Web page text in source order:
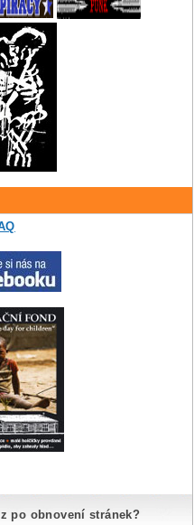
po obnovení stránek?